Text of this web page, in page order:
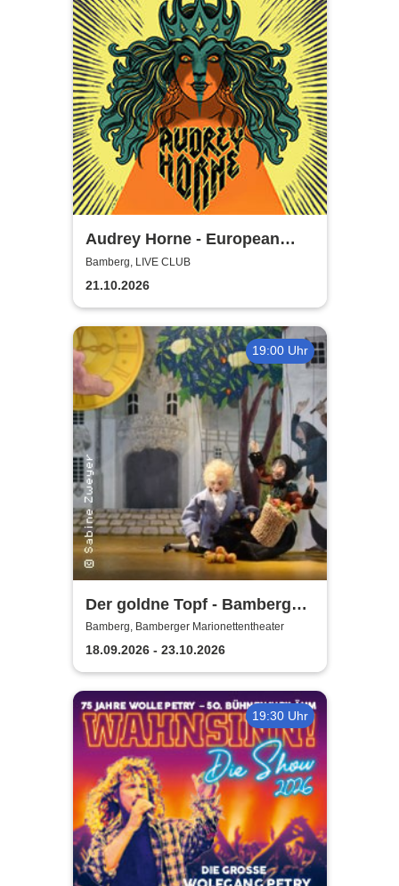
Audrey Horne - European
Album Tour 2026
Bamberg, LIVE CLUB
21.10.2026
19:00 Uhr
Der goldne Topf - Bamberger
Marionettentheater
Bamberg, Bamberger Marionettentheater
18.09.2026 - 23.10.2026
19:30 Uhr